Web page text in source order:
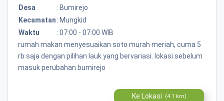
Desa
: Bumirejo
Kecamatan : Mungkid
Waktu
:07:00 - 07:00 WIB
rumah makan menyesuaikan soto murah meriah, cuma 5
rb saja dengan pilihan lauk yang bervariasi. lokasi sebelum
masuk perubahan bumirejo
Ke Lokasi (4.1 km)